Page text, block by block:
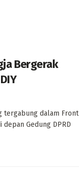
Bergerak
tergabung dalam Front
Gedung DPRD